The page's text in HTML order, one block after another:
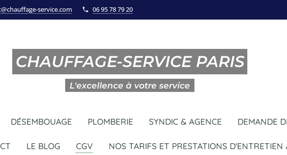
service.com 06 95 78 79 20
CHAUFFAGE-SERVICE PARIS
L'excellence à votre service
DÉSEMBOUAGE PLOMBERIE SYNDIC & AGENCE DEMANDE
LE BLOG CGV NOS TARIFS ET PRESTATIONS D'ENTRETIEN